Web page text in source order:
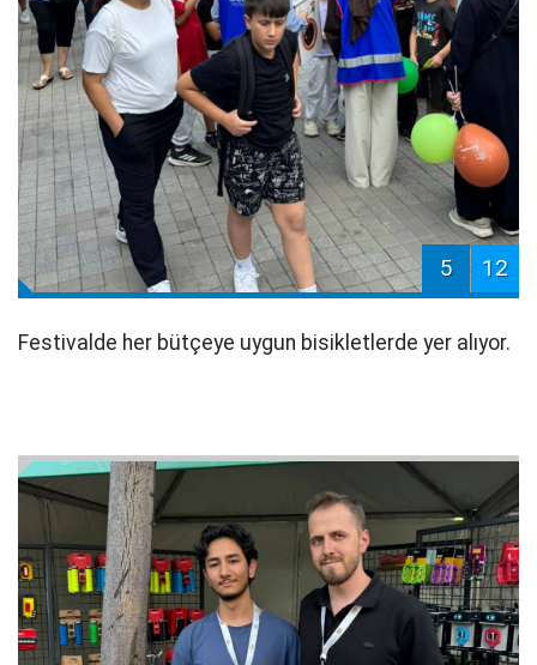
5 12
Festivalde her bütçeye uygun bisikletlerde yer alıyor.